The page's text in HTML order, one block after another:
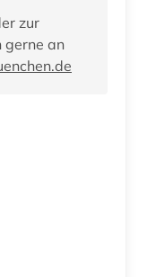
zur
gerne an